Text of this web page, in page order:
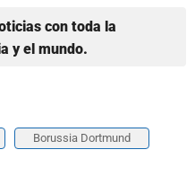
con toda la
y el mundo.
Borussia Dortmund